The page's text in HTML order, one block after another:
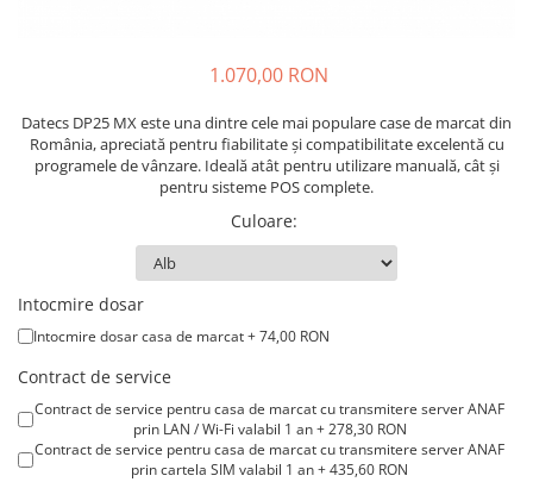
1.070,00 RON
Datecs DP25 MX este una dintre cele mai populare case de marcat din
România, apreciată pentru fiabilitate și compatibilitate excelentă cu
programele de vânzare. Ideală atât pentru utilizare manuală, cât și
pentru sisteme POS complete.
Culoare:
Intocmire dosar
Intocmire dosar casa de marcat + 74,00 RON
Contract de service
Contract de service pentru casa de marcat cu transmitere server ANAF
prin LAN / Wi-Fi valabil 1 an + 278,30 RON
Contract de service pentru casa de marcat cu transmitere server ANAF
prin cartela SIM valabil 1 an + 435,60 RON